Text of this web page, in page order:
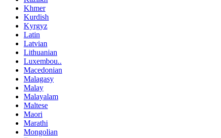
Khmer
Kurdish
Kyrgyz
Latin
Latvian
Lithuanian
Luxembou..
Macedonian
Malagasy
Malay
Malayalam
Maltese
Maori
Marathi
Mongolian